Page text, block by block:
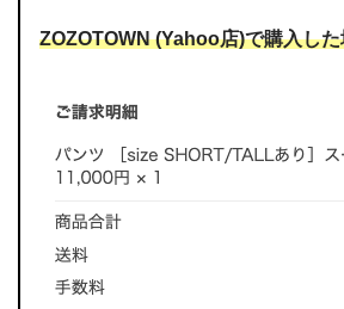
ZOZOTOWN (Yahoo店)で購入し